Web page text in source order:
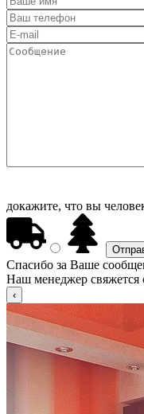
докажите, что вы
Спасибо за Ваше
Наш менеджер